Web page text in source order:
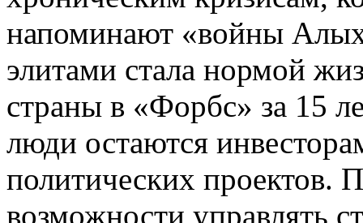
напоминают «войны
элитами стала нормой
страны в «Форбс» за 15
люди остаются
политических проектов.
возможности управлять